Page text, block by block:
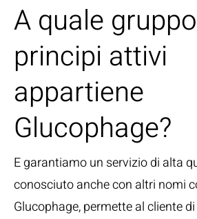
A quale
principi attivi
appartiene
Glucophage?
E garantiamo un servizio di alta
conosciuto anche con altri nomi
Glucophage, permette al cliente